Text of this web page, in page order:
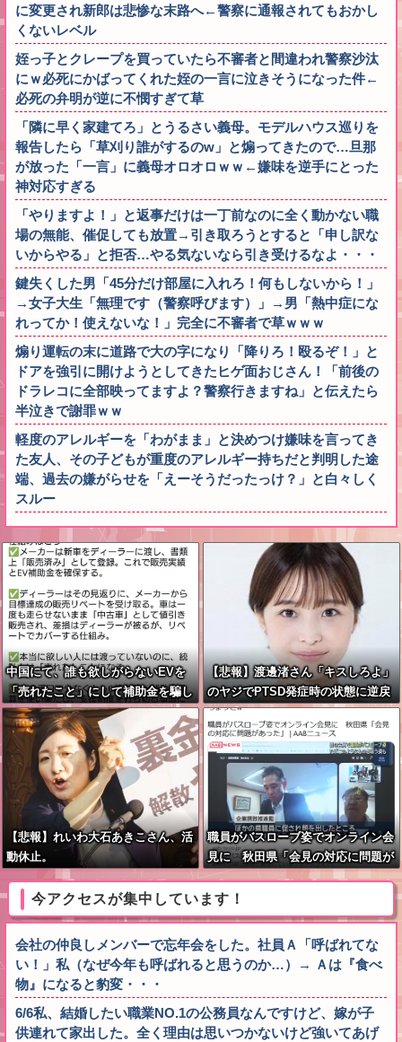
に変更され新郎は悲惨な末路へ←警察に通報されてもおかし
くないレベル
姪っ子とクレープを買っていたら不審者と間違われ警察沙汰
にｗ必死にかばってくれた姪の一言に泣きそうになった件←
必死の弁明が逆に不憫すぎて草
「隣に早く家建てろ」とうるさい義母。モデルハウス巡りを
報告したら「草刈り誰がするのw」と煽ってきたので…旦那
が放った「一言」に義母オロオロｗｗ←嫌味を逆手にとった
神対応すぎる
「やりますよ！」と返事だけは一丁前なのに全く動かない職
場の無能、催促しても放置→引き取ろうとすると「申し訳な
いからやる」と拒否…やる気ないなら引き受けるなよ・・・
鍵失くした男「45分だけ部屋に入れろ！何もしないから！」
→女子大生「無理です（警察呼びます）」→男「熱中症にな
れってか！使えないな！」完全に不審者で草ｗｗｗ
煽り運転の末に道路で大の字になり「降りろ！殴るぞ！」と
ドアを強引に開けようとしてきたヒゲ面おじさん！「前後の
ドラレコに全部映ってますよ？警察行きますね」と伝えたら
半泣きで謝罪ｗｗ
軽度のアレルギーを「わがまま」と決めつけ嫌味を言ってき
た友人、その子どもが重度のアレルギー持ちだと判明した途
端、過去の嫌がらせを「えーそうだったっけ？」と白々しく
スルー
中国にて、誰も欲しがらないEVを
「売れたこと」にして補助金を騙し
取る事案が横行。販売実績水増し
【悲報】渡邊渚さん「キスしろよ」
のヤジでPTSD発症時の状態に逆戻
り
【悲報】れいわ大石あきこさん、活
動休止。
職員がバスローブ姿でオンライン会
見に 秋田県「会見の対応に問題が
あった」
今アクセスが集中しています！
会社の仲良しメンバーで忘年会をした。社員Ａ「呼ばれてな
い！」私（なぜ今年も呼ばれると思うのか…）→ Ａは『食べ
物』になると豹変・・・
6/6私、結婚したい職業NO.1の公務員なんですけど、嫁が子
供連れて家出した。全く理由は思いつかないけど強いてあげ